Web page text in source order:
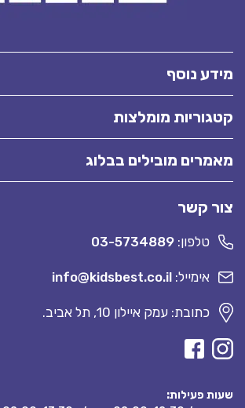
מידע נוסף
קטגוריות מומלצות
מאמרים מובילים בבלוג
צור קשר
טלפון: 03-5734889
אימייל: info@kidsbest.co.il
כתובת: עמק איילון 10, תל אביב.
שעות פעילות: